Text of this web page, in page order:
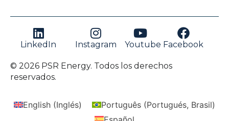
LinkedIn Instagram Youtube Facebook
© 2026 PSR Energy. Todos los derechos
reservados.
English (Inglés) Português (Portugués, Brasil)